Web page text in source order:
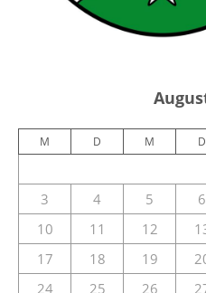
M D M D
3
4 5 6
10
11 12
17
18 19
24
25 26